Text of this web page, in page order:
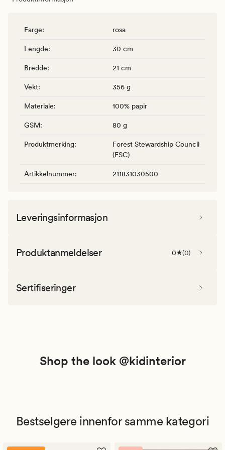
Farge: rosa
Lengde: 30 cm
Bredde: 21 cm
Vekt: 356 g
Materiale: 100% papir
GSM: 80 g
Produktmerking:
Forest Stewardship Council
(FSC)
Artikkelnummer: 211831030500
Leveringsinformasjon
Produktanmeldelser 0 (0)
Sertifiseringer
Shop the look @kidinterior
Bestselgere innenfor samme kategori